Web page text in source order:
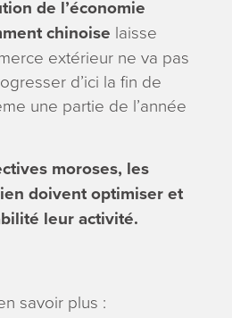
de l’économie
chinoise laisse
extérieur ne va pas
d’ici la fin de
une partie de l’année
moroses, les
doivent optimiser et
leur activité.
savoir plus :